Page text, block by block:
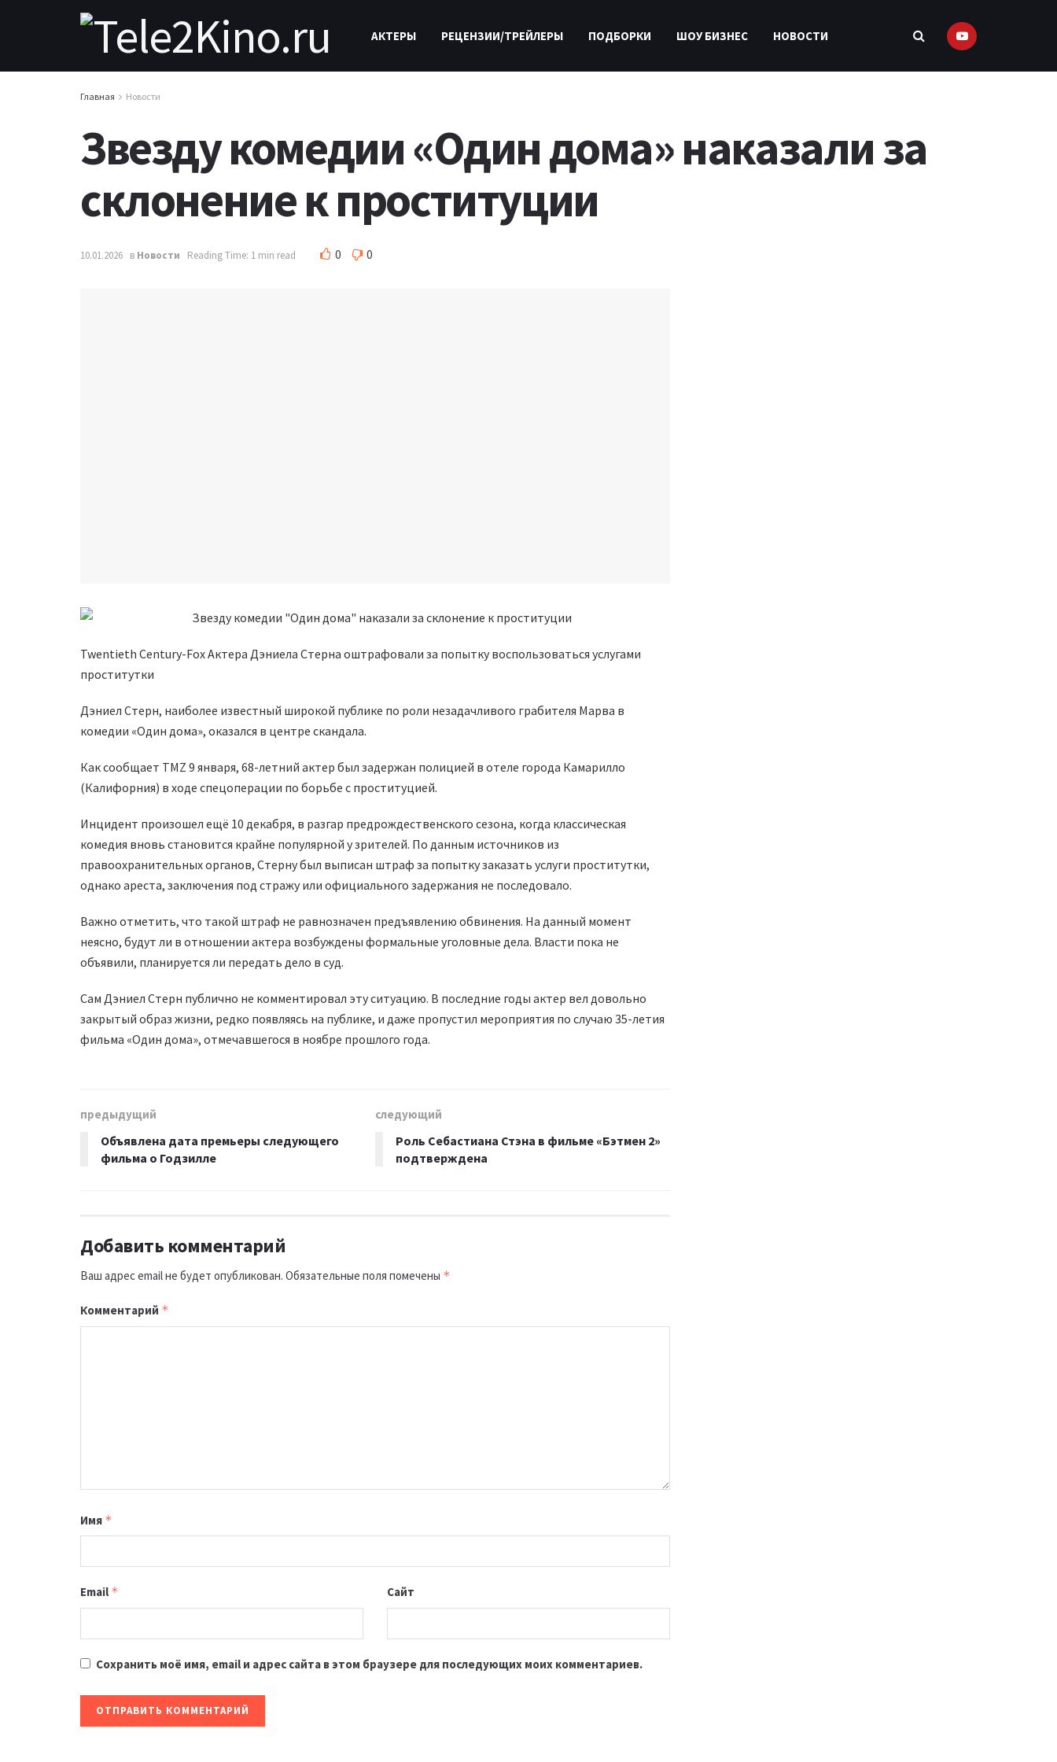
АКТЕРЫ РЕЦЕНЗИИ/ТРЕЙЛЕРЫ ПОДБОРКИ ШОУ БИЗНЕС НОВОСТИ
Главная Новости
Звезду комедии «Один дома» наказали за
склонение к проституции
10.01.2026 в Новости Reading Time: 1 min read 0 0
Twentieth Century-Fox Актера Дэниела Стерна оштрафовали за попытку воспользоваться услугами
проститутки
Дэниел Стерн, наиболее известный широкой публике по роли незадачливого грабителя Марва в
комедии «Один дома», оказался в центре скандала.
Как сообщает TMZ 9 января, 68-летний актер был задержан полицией в отеле города Камарилло
(Калифорния) в ходе спецоперации по борьбе с проституцией.
Инцидент произошел ещё 10 декабря, в разгар предрождественского сезона, когда классическая
комедия вновь становится крайне популярной у зрителей. По данным источников из
правоохранительных органов, Стерну был выписан штраф за попытку заказать услуги проститутки,
однако ареста, заключения под стражу или официального задержания не последовало.
Важно отметить, что такой штраф не равнозначен предъявлению обвинения. На данный момент
неясно, будут ли в отношении актера возбуждены формальные уголовные дела. Власти пока не
объявили, планируется ли передать дело в суд.
Сам Дэниел Стерн публично не комментировал эту ситуацию. В последние годы актер вел довольно
закрытый образ жизни, редко появляясь на публике, и даже пропустил мероприятия по случаю 35-летия
фильма «Один дома», отмечавшегося в ноябре прошлого года.
предыдущий
Объявлена дата премьеры следующего
фильма о Годзилле
следующий
Роль Себастиана Стэна в фильме «Бэтмен 2»
подтверждена
Добавить комментарий
Ваш адрес email не будет опубликован. Обязательные поля помечены *
Комментарий *
Имя *
Email * Сайт
Сохранить моё имя, email и адрес сайта в этом браузере для последующих моих комментариев.